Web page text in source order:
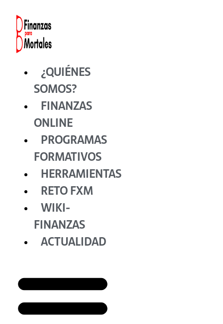
contenido
¿QUIÉNES
SOMOS?
FINANZAS
ONLINE
PROGRAMAS
FORMATIVOS
HERRAMIENTAS
RETO FXM
WIKI-
FINANZAS
ACTUALIDAD